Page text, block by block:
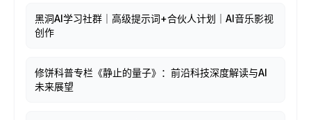
黑洞AI学习社群｜高级提示词+合伙人计划｜AI音乐影视
创作
修饼科普专栏《静止的量子》：前沿科技深度解读与AI
未来展望